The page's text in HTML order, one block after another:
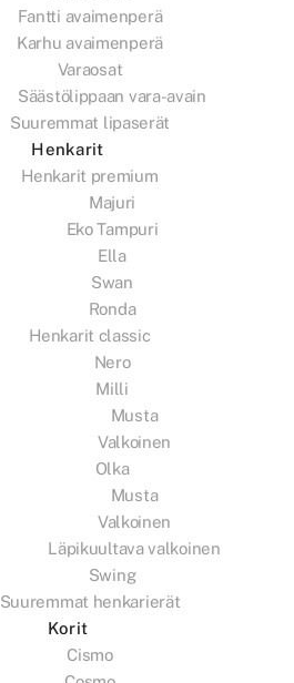
Fantti avaimenperä
Karhu avaimenperä
Varaosat
Säästölippaan vara-avain
Suuremmat lipaserät
Henkarit
Henkarit premium
Majuri
Eko Tampuri
Ella
Swan
Ronda
Henkarit classic
Nero
Milli
Musta
Valkoinen
Olka
Musta
Valkoinen
Läpikuultava valkoinen
Swing
Suuremmat henkarierät
Korit
Cismo